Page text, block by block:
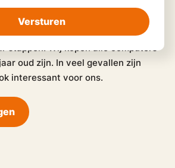
Versturen
verkopenaan Holland Recycling
stappen. Wij kopen alle computers
oud zijn. In veel gevallen zijn
interessant voor ons.